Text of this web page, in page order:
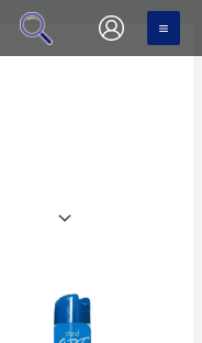
popularity